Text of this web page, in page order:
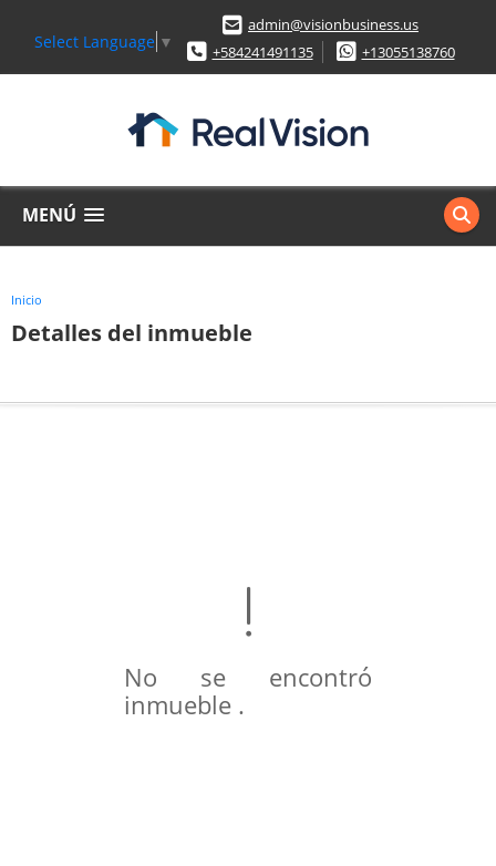
Select Language ▼
admin@visionbusiness.us
+584241491135
+13055138760
MENÚ
Inicio
Detalles del inmueble
No se encontró
inmueble .